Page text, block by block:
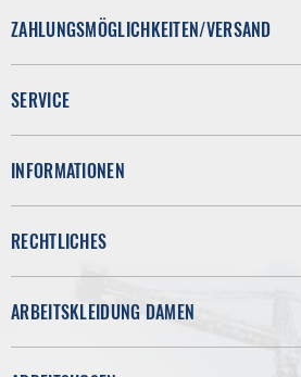
ZAHLUNGSMÖGLICHKEITEN/VERSAND
SERVICE
INFORMATIONEN
RECHTLICHES
ARBEITSKLEIDUNG DAMEN